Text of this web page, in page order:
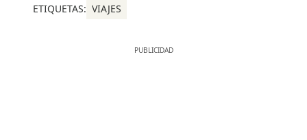
ETIQUETAS: VIAJES